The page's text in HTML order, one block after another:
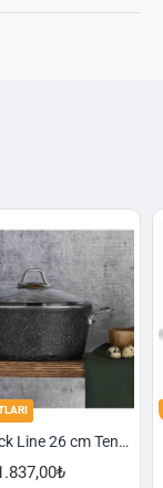
Falez Black Line 26 cm Tencere